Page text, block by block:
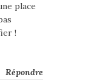
place
!
Répondre